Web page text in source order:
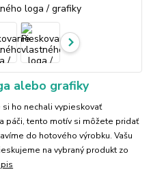
alebo grafiky
ho nechali vypieskovať
páči, tento motív si môžete pridať
do hotového výrobku. Vašu
na vybraný produkt zo